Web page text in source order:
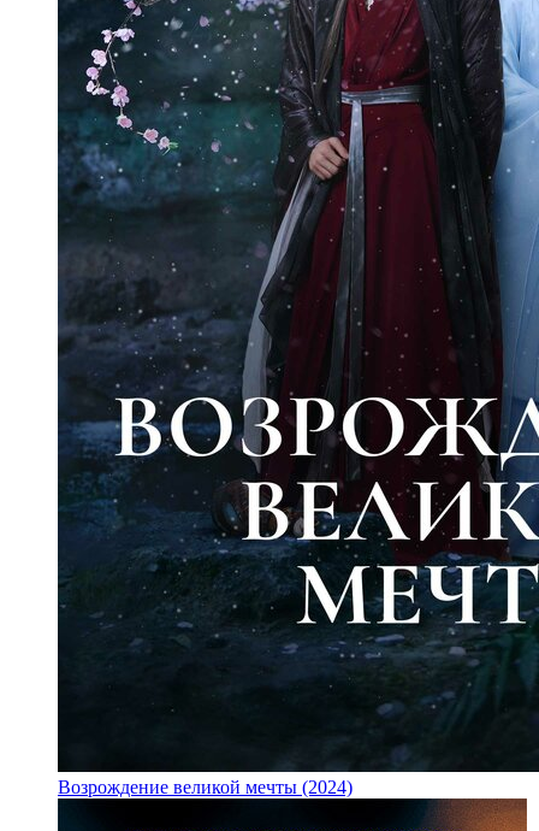
Возрождение великой мечты (2024)